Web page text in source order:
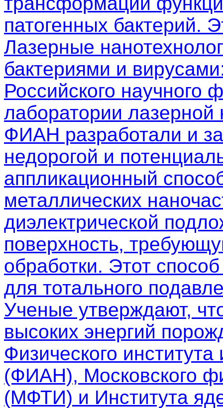
патогенных бактерий.
Лазерные
бактериями и вирусами
Российского
лаборатории
ФИАН разработали и
недорогой и
аппликационный
металлических
диэлектрической
поверхность,
обработки. Этот
для тотального
Ученые утверждают,
высоких энергий
Физического
(ФИАН), Московского
(МФТИ) и Института